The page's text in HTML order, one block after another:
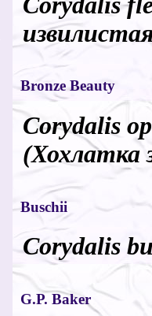
Bronze Beauty
Corydalis
(Хохлатка
Buschii
Corydalis
G.P. Baker